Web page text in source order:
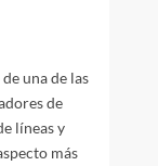
una de las
de
líneas y
más